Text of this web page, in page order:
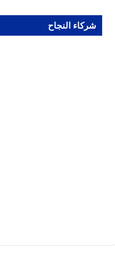
شركاء النجاح